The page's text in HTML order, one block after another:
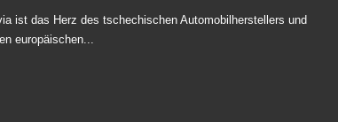
ist das Herz des tschechischen Automobilherstellers und
europäischen...